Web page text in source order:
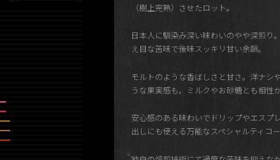
（樹上完熟）させたロット。
日本人に馴染み深い味わいのやや深煎り
え目な苦味で後味スッキリ甘い余韻。
モルトのような香ばしさと甘さ。洋ナシ
うな果実感も。ミルクやお砂糖とも相性
安心感のある味わいでドリップやエスプ
出しにも使える万能なスペシャルティコー